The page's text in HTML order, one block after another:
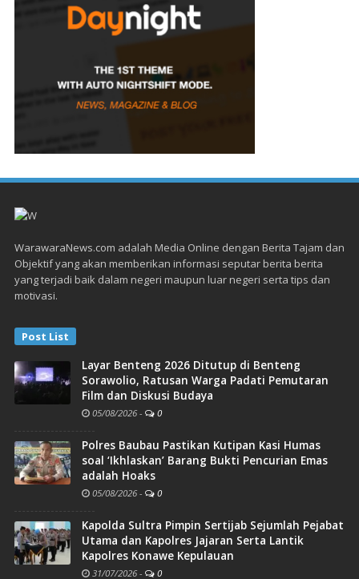
WarawaraNews.com adalah Media Online dengan Berita Tajam dan
Objektif yang akan memberikan informasi seputar berita berita
yang terjadi baik dalam negeri maupun luar negeri serta tips dan
motivasi.
Post List
Layar Benteng 2026 Ditutup di Benteng
Sorawolio, Ratusan Warga Padati Pemutaran
Film dan Diskusi Budaya
05/08/2026 - 0
Polres Baubau Pastikan Kutipan Kasi Humas
soal ‘Ikhlaskan’ Barang Bukti Pencurian Emas
adalah Hoaks
05/08/2026 - 0
Kapolda Sultra Pimpin Sertijab Sejumlah Pejabat
Utama dan Kapolres Jajaran Serta Lantik
Kapolres Konawe Kepulauan
31/07/2026 - 0